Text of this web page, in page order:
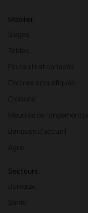
Mobilier
Sièges
Tables
Fauteuils et canapés
Cabines acoustiques
Cloisons
Meubles de rangement
Banques d'accueil
Agile
Secteurs
Bureaux
Santé